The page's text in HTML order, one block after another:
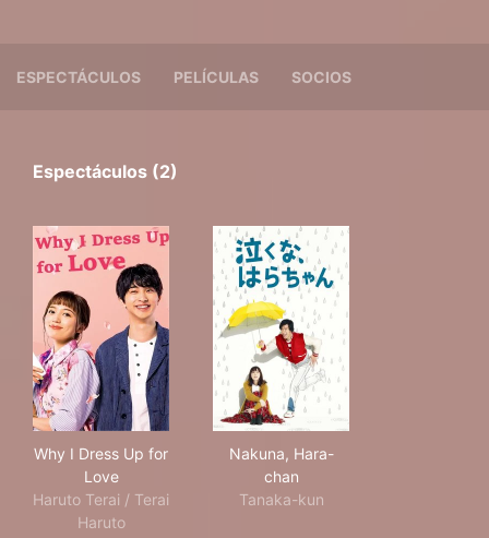
ESPECTÁCULOS PELÍCULAS SOCIOS
Espectáculos (2)
Why I Dress Up for
Love
Haruto Terai / Terai
Haruto
Nakuna, Hara-
chan
Tanaka-kun